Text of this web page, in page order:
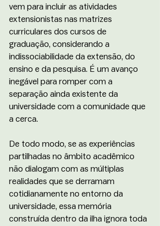
vem para incluir as atividades
extensionistas nas matrizes
curriculares dos cursos de
graduação, considerando a
indissociabilidade da extensão, do
ensino e da pesquisa. É um avanço
inegável para romper com a
separação ainda existente da
universidade com a comunidade que
a cerca.
De todo modo, se as experiências
partilhadas no âmbito acadêmico
não dialogam com as múltiplas
realidades que se derramam
cotidianamente no entorno da
universidade, essa memória
construída dentro da ilha ignora toda